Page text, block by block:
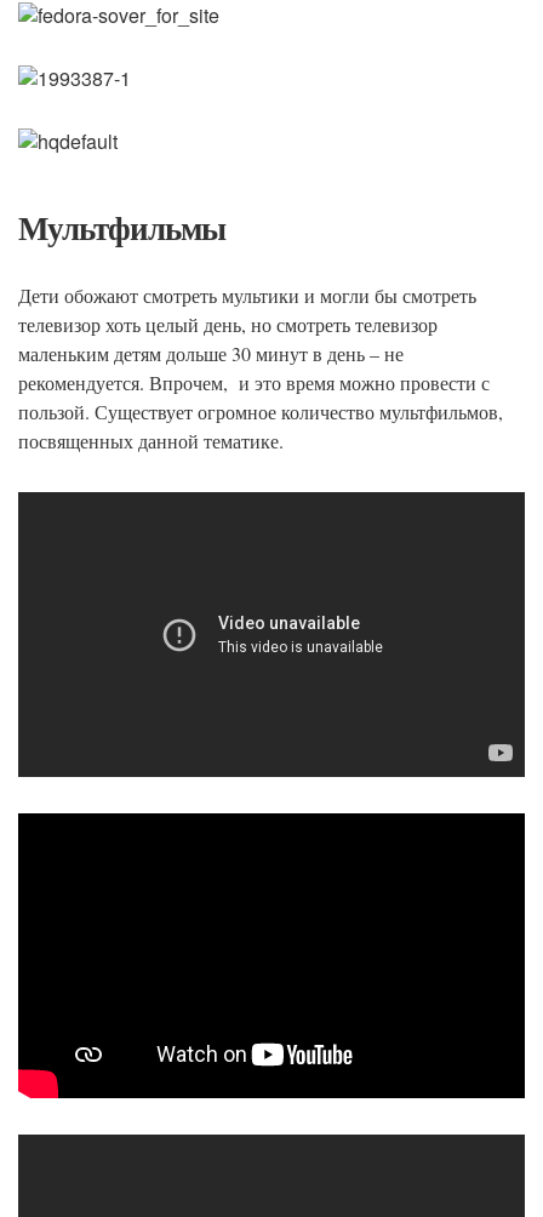
Мультфильмы
Дети обожают смотреть мультики и могли бы смотреть
телевизор хоть целый день, но смотреть телевизор
маленьким детям дольше 30 минут в день – не
рекомендуется. Впрочем, и это время можно провести с
пользой. Существует огромное количество мультфильмов,
посвященных данной тематике.